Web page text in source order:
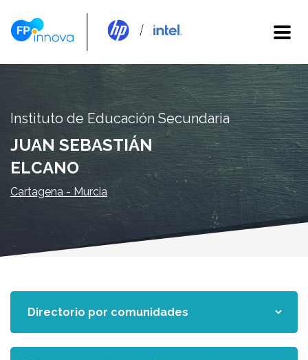
Instituto de Educación Secundaria
JUAN SEBASTIÁN
ELCANO
Cartagena - Murcia